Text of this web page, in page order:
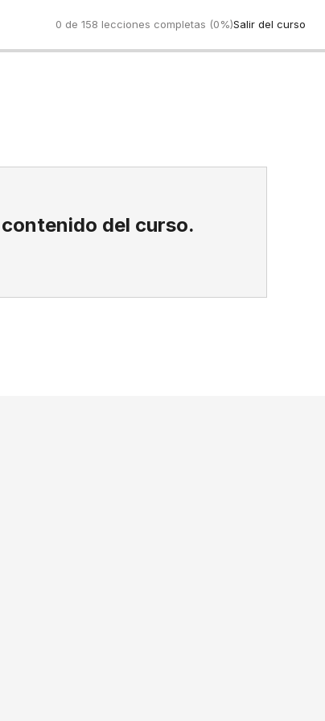
0 de 158 lecciones completas (0%)Salir del curso
del curso.